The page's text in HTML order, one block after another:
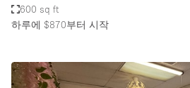
600 sq ft
하루에 $870부터 시작